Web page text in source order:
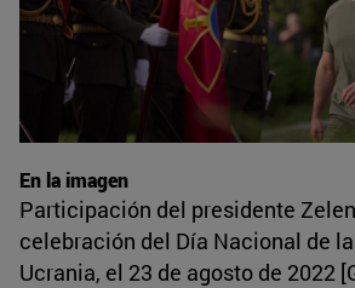
En la imagen
Participación del presidente
celebración del Día Nacional de
Ucrania, el 23 de agosto de 2022